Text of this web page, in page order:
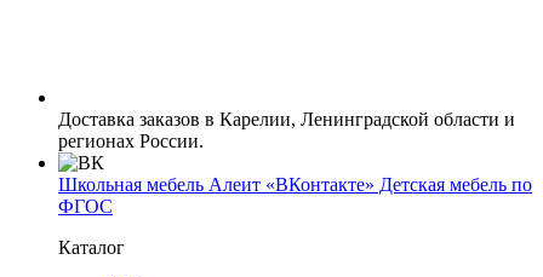
Доставка заказов в Карелии, Ленинградской области и
регионах России.
Школьная мебель Алеит «ВКонтакте» Детская мебель по
ФГОС
Каталог